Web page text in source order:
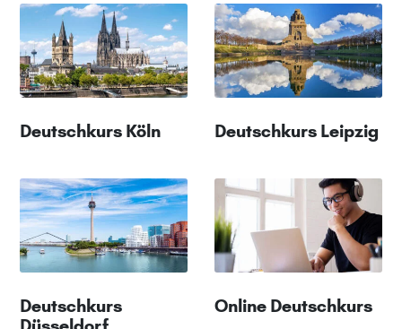
Deutschkurs Köln Deutschkurs Leipzig
Deutschkurs
Online Deutschkurs